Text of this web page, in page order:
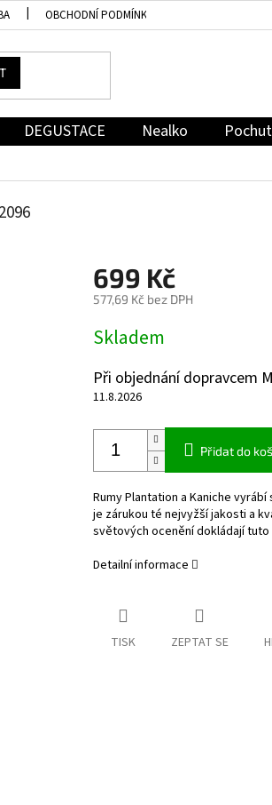
OBCHODNÍ PODMÍNKY
DEGUSTACE Nealko
699 Kč
577,69 Kč bez DPH
cena:
Skladem
Při objednání dopravcem
11.8.2026
Přidat do
Rumy Plantation a Kaniche
je zárukou té nejvyžší jakosti a
světových ocenění dokládají
Detailní informace
TISK ZEPTAT SE